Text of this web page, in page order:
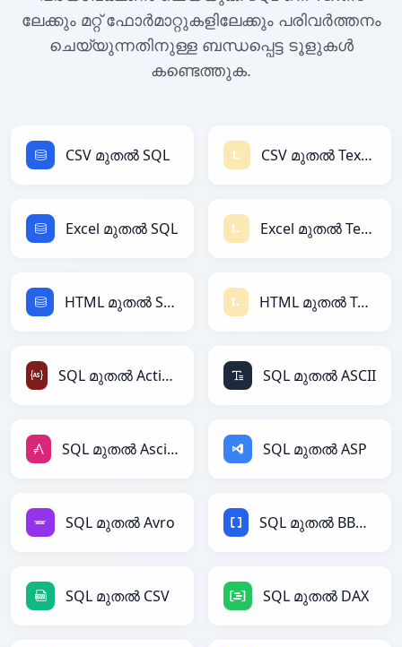
ലേക്കും മറ്റ് ഫോർമാറ്റുകളിലേക്കും പരിവർത്തനം
ചെയ്യുന്നതിനുള്ള ബന്ധപ്പെട്ട ടൂളുകൾ
കണ്ടെത്തുക.
CSV മുതൽ SQL CSV മുതൽ Textile
Excel മുതൽ SQL Excel മുതൽ Textile
HTML മുതൽ SQL HTML മുതൽ Textile
SQL മുതൽ ActionScript SQL മുതൽ ASCII
SQL മുതൽ AsciiDoc SQL മുതൽ ASP
SQL മുതൽ Avro SQL മുതൽ BBCode
SQL മുതൽ CSV SQL മുതൽ DAX